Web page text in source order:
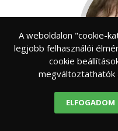
A weboldalon "cookie-
legjobb felhasználói
cookie
megváltoztathatók
ELFOGADOM